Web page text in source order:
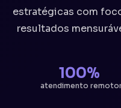
estratégicas com
resultados
100%
atendimento remoto